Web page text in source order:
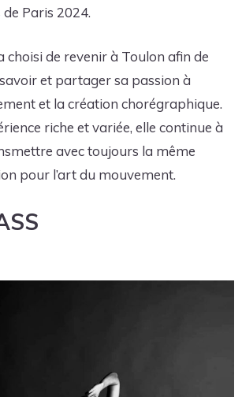
Paris 2024.
choisi de revenir à Toulon afin de
et partager sa passion à
et la création chorégraphique.
riche et variée, elle continue à
avec toujours la même
pour l’art du mouvement.